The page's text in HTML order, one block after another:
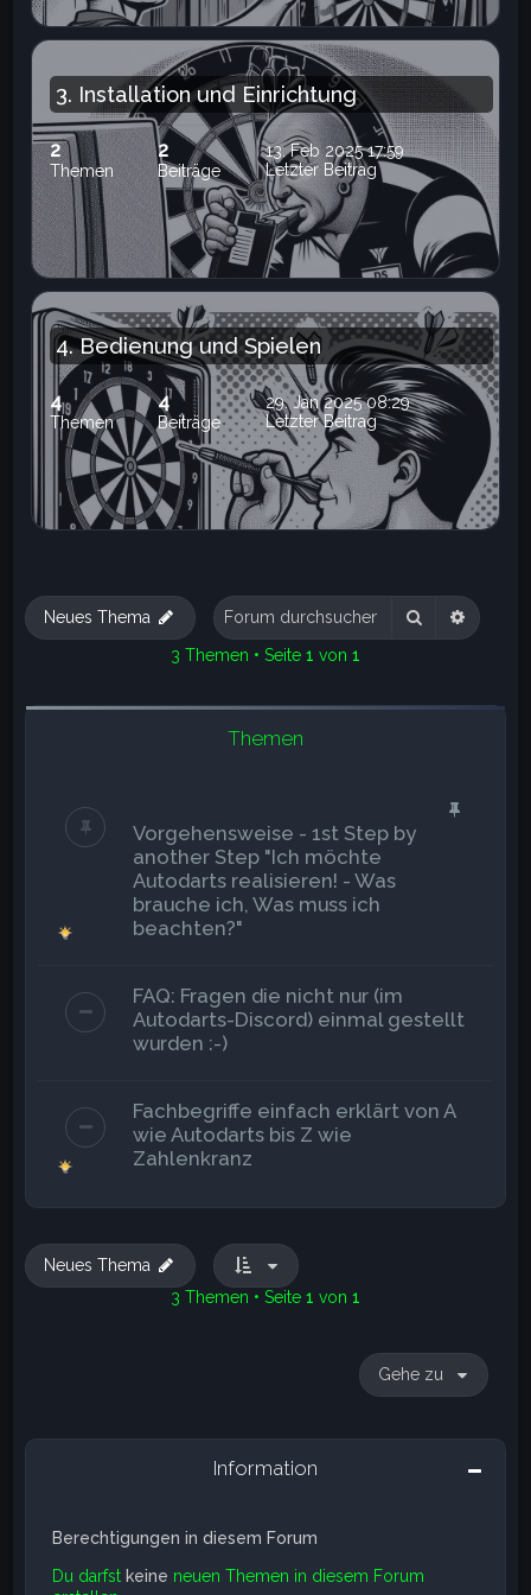
3. Installation und Einrichtung
2
Themen
2
Beiträge
13. Feb 2025 17:59
Letzter Beitrag
4. Bedienung und Spielen
4
Themen
4
Beiträge
29. Jan 2025 08:29
Letzter Beitrag
Neues Thema Suche
3 Themen • Seite 1 von 1
Themen
Vorgehensweise - 1st Step by
another Step "Ich möchte
Autodarts realisieren! - Was
brauche ich, Was muss ich
beachten?"
FAQ: Fragen die nicht nur (im
Autodarts-Discord) einmal gestellt
wurden :-)
Fachbegriffe einfach erklärt von A
wie Autodarts bis Z wie
Zahlenkranz
Neues Thema
3 Themen • Seite 1 von 1
Gehe zu
Information
Berechtigungen in diesem Forum
Du darfstkeine neuen Themen in diesem Forum